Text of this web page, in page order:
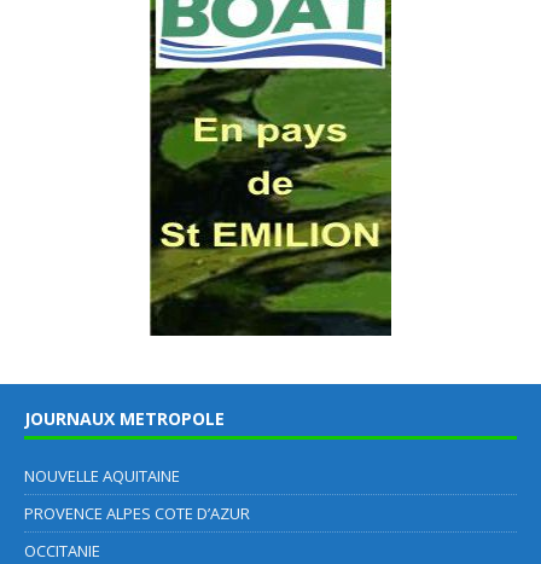
JOURNAUX METROPOLE
NOUVELLE AQUITAINE
PROVENCE ALPES COTE D’AZUR
OCCITANIE